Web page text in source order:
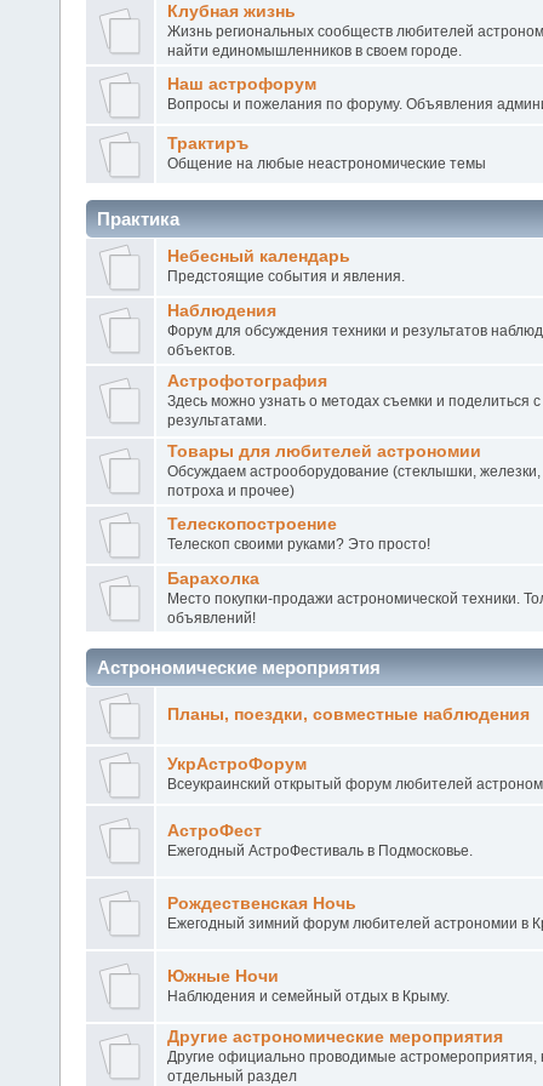
Клубная жизнь
Жизнь региональных сообществ любителей
найти единомышленников в своем городе.
Наш астрофорум
Вопросы и пожелания по форуму. Объявления
Трактиръ
Общение на любые неастрономические темы
Практика
Небесный календарь
Предстоящие события и явления.
Наблюдения
Форум для обсуждения техники и результатов
объектов.
Астрофотография
Здесь можно узнать о методах съемки и поделиться
результатами.
Товары для любителей астрономии
Обсуждаем астрооборудование (стеклышки,
потроха и прочее)
Телескопостроение
Телескоп своими руками? Это просто!
Барахолка
Место покупки-продажи астрономической техники.
объявлений!
Астрономические мероприятия
Планы, поездки, совместные наблюдения
УкрАстроФорум
Всеукраинский открытый форум любителей
АстроФест
Ежегодный АстроФестиваль в Подмосковье.
Рождественская Ночь
Ежегодный зимний форум любителей астрономии в
Южные Ночи
Наблюдения и семейный отдых в Крыму.
Другие астрономические мероприятия
Другие официально проводимые
отдельный раздел